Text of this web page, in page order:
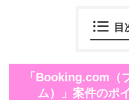
目
「Booking.com（
ム）」案件のポ